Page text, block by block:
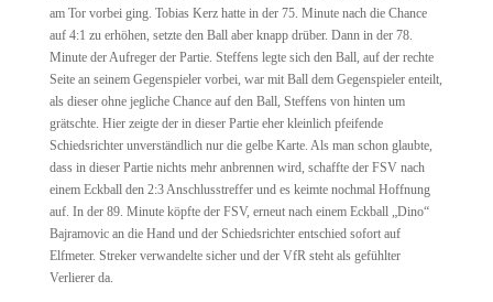
am Tor vorbei ging. Tobias Kerz hatte in der 75. Minute nach die Chance
auf 4:1 zu erhöhen, setzte den Ball aber knapp drüber. Dann in der 78.
Minute der Aufreger der Partie. Steffens legte sich den Ball, auf der rechte
Seite an seinem Gegenspieler vorbei, war mit Ball dem Gegenspieler enteilt,
als dieser ohne jegliche Chance auf den Ball, Steffens von hinten um
grätschte. Hier zeigte der in dieser Partie eher kleinlich pfeifende
Schiedsrichter unverständlich nur die gelbe Karte. Als man schon glaubte,
dass in dieser Partie nichts mehr anbrennen wird, schaffte der FSV nach
einem Eckball den 2:3 Anschlusstreffer und es keimte nochmal Hoffnung
auf. In der 89. Minute köpfte der FSV, erneut nach einem Eckball „Dino“
Bajramovic an die Hand und der Schiedsrichter entschied sofort auf
Elfmeter. Streker verwandelte sicher und der VfR steht als gefühlter
Verlierer da.